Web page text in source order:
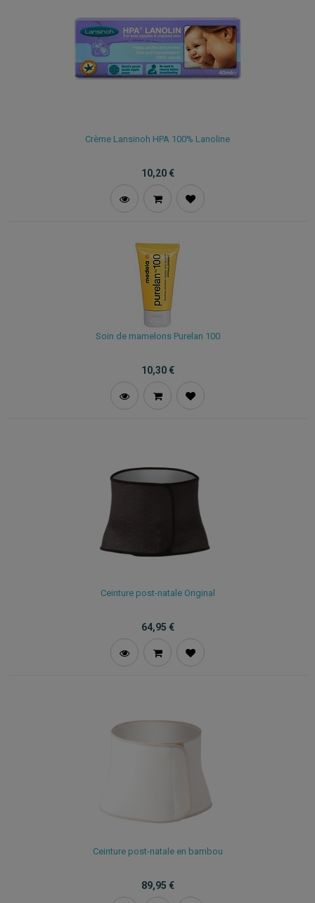
Crème Lansinoh HPA 100% Lanoline
10,20€
Soin de mamelons Purelan 100
10,30€
Ceinture post-natale Original
64,95 €
Ceinture post-natale en bambou
89,95 €